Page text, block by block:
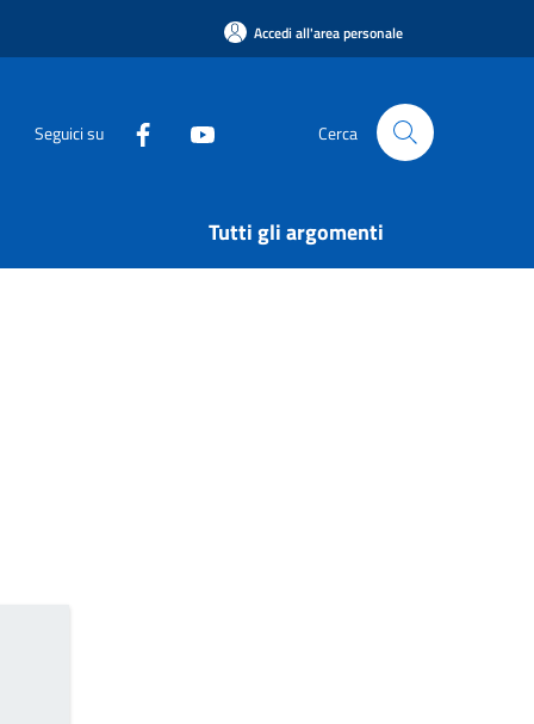
Accedi all'area personale
Seguici su Cerca
Tutti gli argomenti